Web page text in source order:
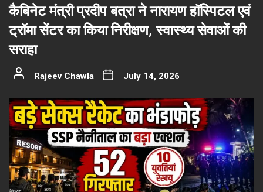
कैबिनेट मंत्री प्रदीप बत्रा ने नारायण हॉस्पिटल एवं
ट्रॉमा सेंटर का किया निरीक्षण, स्वास्थ्य सेवाओं की
सराहा
Rajeev Chawla July 14, 2026